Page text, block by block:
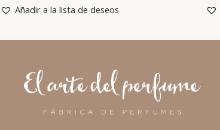
Añadir a la lista de deseos